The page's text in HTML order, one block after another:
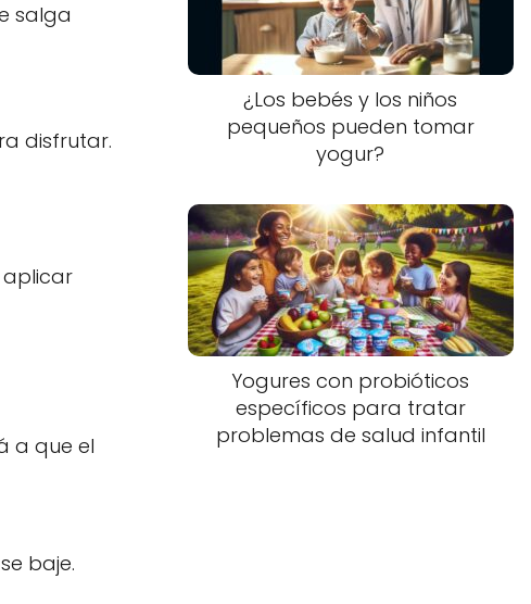
salga
disfrutar.
aplicar
a que el
baje.
¿Los bebés y los niños
pequeños pueden tomar
yogur?
Yogures con probióticos
específicos para tratar
problemas de salud infantil